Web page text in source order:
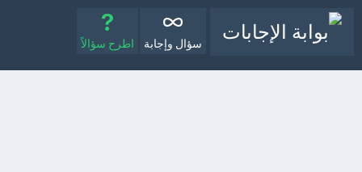
سؤال وإجابة اطرح سؤالاً